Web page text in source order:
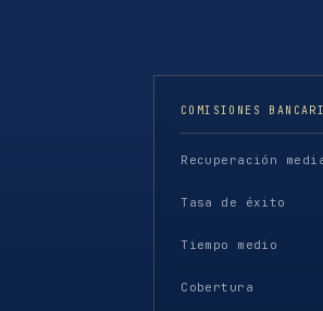
COMISIONES
Recuperación
Tasa de éxito
Tiempo medio
Cobertura